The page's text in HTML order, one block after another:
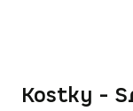
Kostky -